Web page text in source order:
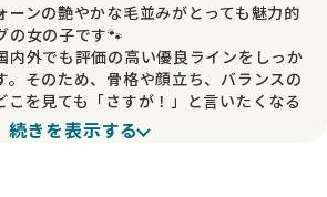
ーンの艶やかな毛並みがとっても魅力的
の女の子です🐾
内外でも評価の高い優良ラインをしっか
。そのため、骨格や顔立ち、バランスの
こを見ても「さすが！」と言いたくなる
いて、性格はとっても甘えん坊で、ギャ
れます💕
続きを表示する